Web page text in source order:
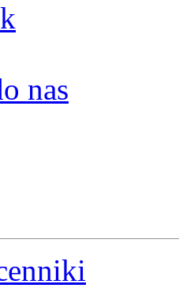
nas